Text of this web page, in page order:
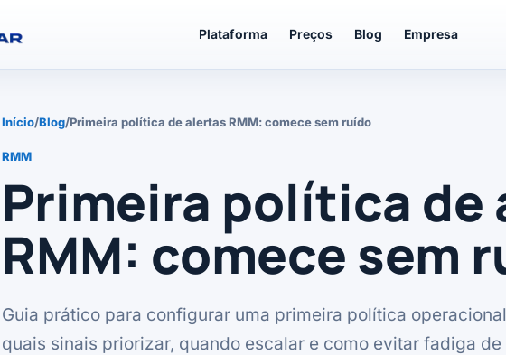
Plataforma Preços Blog Empresa
Início/Blog/Primeira política de alertas RMM: comece sem ruído
RMM
Primeira política de
RMM: comece sem
Guia prático para configurar uma primeira política
quais sinais priorizar, quando escalar e como evitar fadiga de